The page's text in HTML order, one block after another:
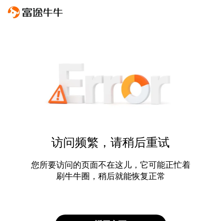
访问频繁，请稍后重试
您所要访问的页面不在这儿，它可能正忙着
刷牛牛圈，稍后就能恢复正常